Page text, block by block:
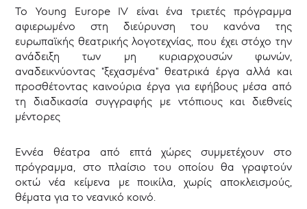
Το Young Europe IV είναι ένα τριετές πρόγραμμα
αφιερωμένο στη διεύρυνση του κανόνα της
ευρωπαϊκής θεατρικής λογοτεχνίας, που έχει στόχο την
ανάδειξη των μη κυριαρχουσών φωνών,
αναδεικνύοντας "ξεχασμένα" θεατρικά έργα αλλά και
προσθέτοντας καινούρια έργα για εφήβους μέσα από
τη διαδικασία συγγραφής με ντόπιους και διεθνείς
μέντορες
Εννέα θέατρα από επτά χώρες συμμετέχουν στο
πρόγραμμα, στο πλαίσιο του οποίου θα γραφτούν
οκτώ νέα κείμενα με ποικίλα, χωρίς αποκλεισμούς,
θέματα για το νεανικό κοινό.